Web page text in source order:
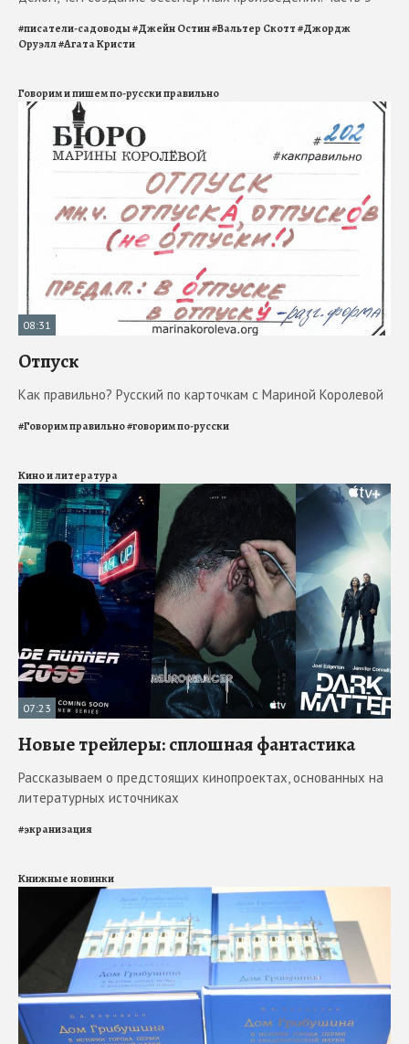
#писатели-садоводы#Джейн Остин#Вальтер Скотт#Джордж
Оруэлл#Агата Кристи
Говорим и пишем по-русски правильно
08:31
Отпуск
Как правильно? Русский по карточкам с Мариной Королевой
#Говорим правильно#говорим по-русски
Кино и литература
07:23
Новые трейлеры: сплошная фантастика
Рассказываем о предстоящих кинопроектах, основанных на
литературных источниках
#экранизация
Книжные новинки